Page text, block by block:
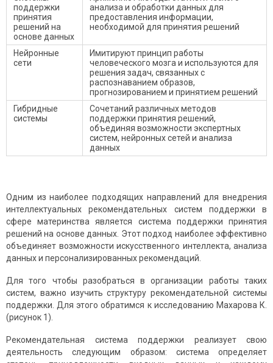
поддержки
принятия
решений на
основе данных
анализа и обработки данных для
предоставления информации,
необходимой для принятия решений
Нейронные
сети
Имитируют принцип работы
человеческого мозга и используются для
решения задач, связанных с
распознаванием образов,
прогнозированием и принятием решений
Гибридные
системы
Сочетаний различных методов
поддержки принятия решений,
объединяя возможности экспертных
систем, нейронных сетей и анализа
данных
Одним из наиболее подходящих направлений для внедрения
интеллектуальных рекомендательных систем поддержки в
сфере материнства является система поддержки принятия
решений на основе данных. Этот подход наиболее эффективно
объединяет возможности искусственного интеллекта, анализа
данных и персонализированных рекомендаций.
Для того чтобы разобраться в организации работы таких
систем, важно изучить структуру рекомендательной системы
поддержки. Для этого обратимся к исследованию Махарова К.
(рисунок 1).
Рекомендательная система поддержки реализует свою
деятельность следующим образом: система определяет